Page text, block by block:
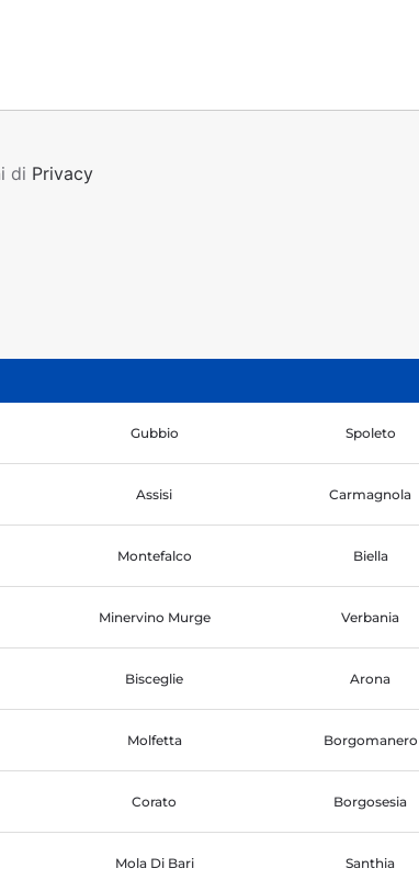
di Privacy
Gubbio Spoleto
Assisi Carmagnola
Montefalco Biella
Minervino Murge Verbania
Bisceglie Arona
Molfetta Borgomanero
Corato Borgosesia
Mola Di Bari Santhia